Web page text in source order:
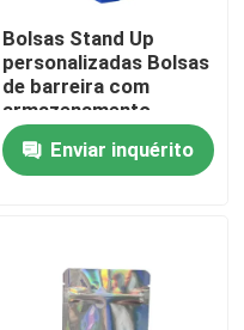
Bolsas Stand Up
personalizadas Bolsas
de barreira com
armazenamento
conveniente
Enviar inquérito